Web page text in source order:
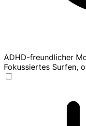
ADHD-freundlicher
Fokussiertes Surfen,